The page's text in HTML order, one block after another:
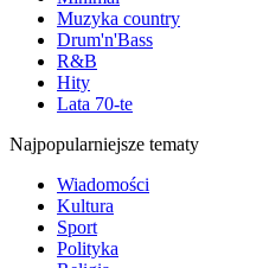
Muzyka country
Drum'n'Bass
R&B
Hity
Lata 70-te
Najpopularniejsze tematy
Wiadomości
Kultura
Sport
Polityka